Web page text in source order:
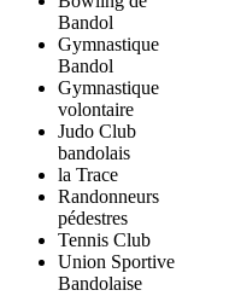
Bandol
Gymnastique
Bandol
Gymnastique
volontaire
Judo Club
bandolais
la Trace
Randonneurs
pédestres
Tennis Club
Union Sportive
Bandolaise